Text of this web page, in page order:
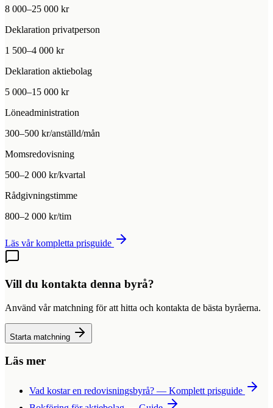
8 000–25 000 kr
Deklaration privatperson
1 500–4 000 kr
Deklaration aktiebolag
5 000–15 000 kr
Löneadministration
300–500 kr/anställd/mån
Momsredovisning
500–2 000 kr/kvartal
Rådgivningstimme
800–2 000 kr/tim
Läs vår kompletta prisguide
Vill du kontakta denna byrå?
Använd vår matchning för att hitta och kontakta de bästa byråerna.
Starta matchning
Läs mer
Vad kostar en redovisningsbyrå? — Komplett prisguide